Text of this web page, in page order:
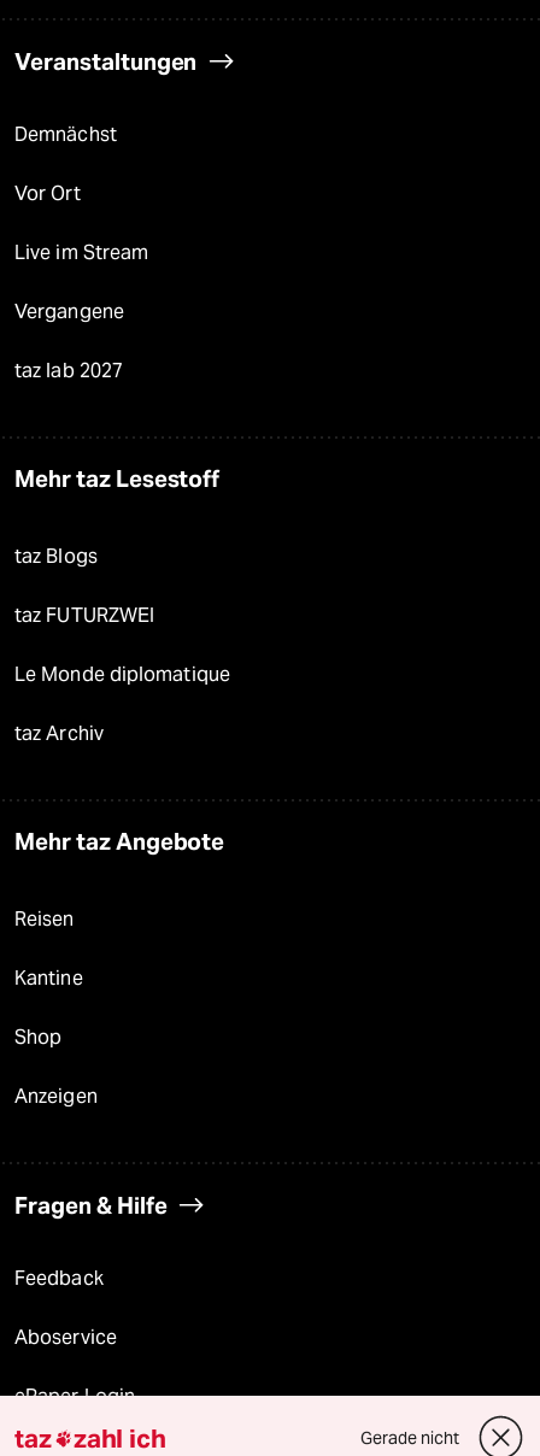
Veranstaltungen
Demnächst
Vor Ort
Live im Stream
Vergangene
taz lab 2027
Mehr taz Lesestoff
taz Blogs
taz FUTURZWEI
Le Monde diplomatique
taz Archiv
Mehr taz Angebote
Reisen
Kantine
Shop
Anzeigen
Fragen & Hilfe
Feedback
Aboservice
ePaper Login
taz zahl ich Gerade nicht